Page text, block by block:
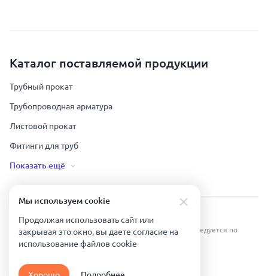
Каталог поставляемой продукции
Трубный прокат
Трубопроводная арматура
Листовой прокат
Фитинги для труб
Показать ещё
Урал Тех Экспорт — Казахстан © 2019-
Все права защищены. Копирование информации преследуется по
Карта сайта
Мы используем сookie
Продолжая использовать сайт или
закрывая это окно, вы даете согласие на
использование файлов сookie